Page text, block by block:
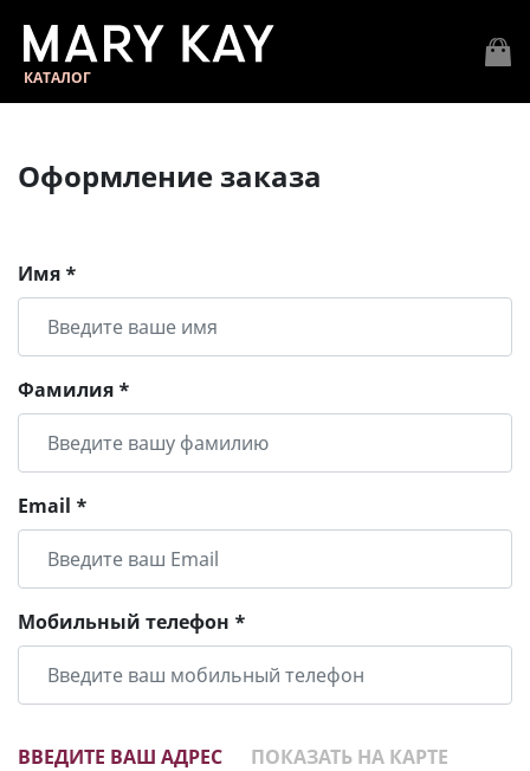
КАТАЛОГ
Оформление заказа
Имя *
Фамилия *
Email *
Мобильный телефон *
ВВЕДИТЕ ВАШ АДРЕС
ПОКАЗАТЬ НА КАРТЕ